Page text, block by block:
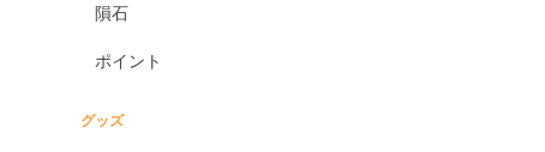
隕石
ポイント
グッズ